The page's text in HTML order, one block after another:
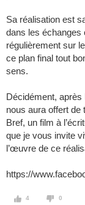
Sa réalisation est
dans les échanges
régulièrement sur
ce plan final tout
sens.
Décidément,
nous aura offert
Bref, un film à
que je vous invite
l’œuvre de ce
https://
4 0